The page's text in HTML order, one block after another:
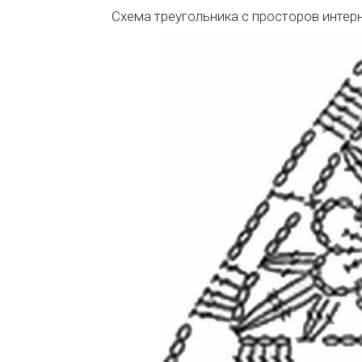
Схема треугольника с просторов